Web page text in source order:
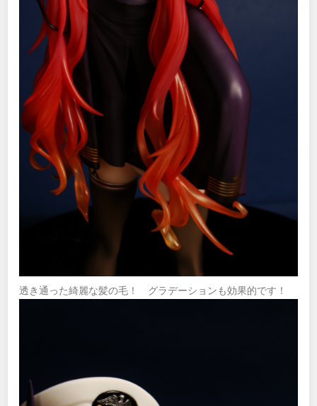
透き通った綺麗な髪の毛！ グラデーションも効果的です！